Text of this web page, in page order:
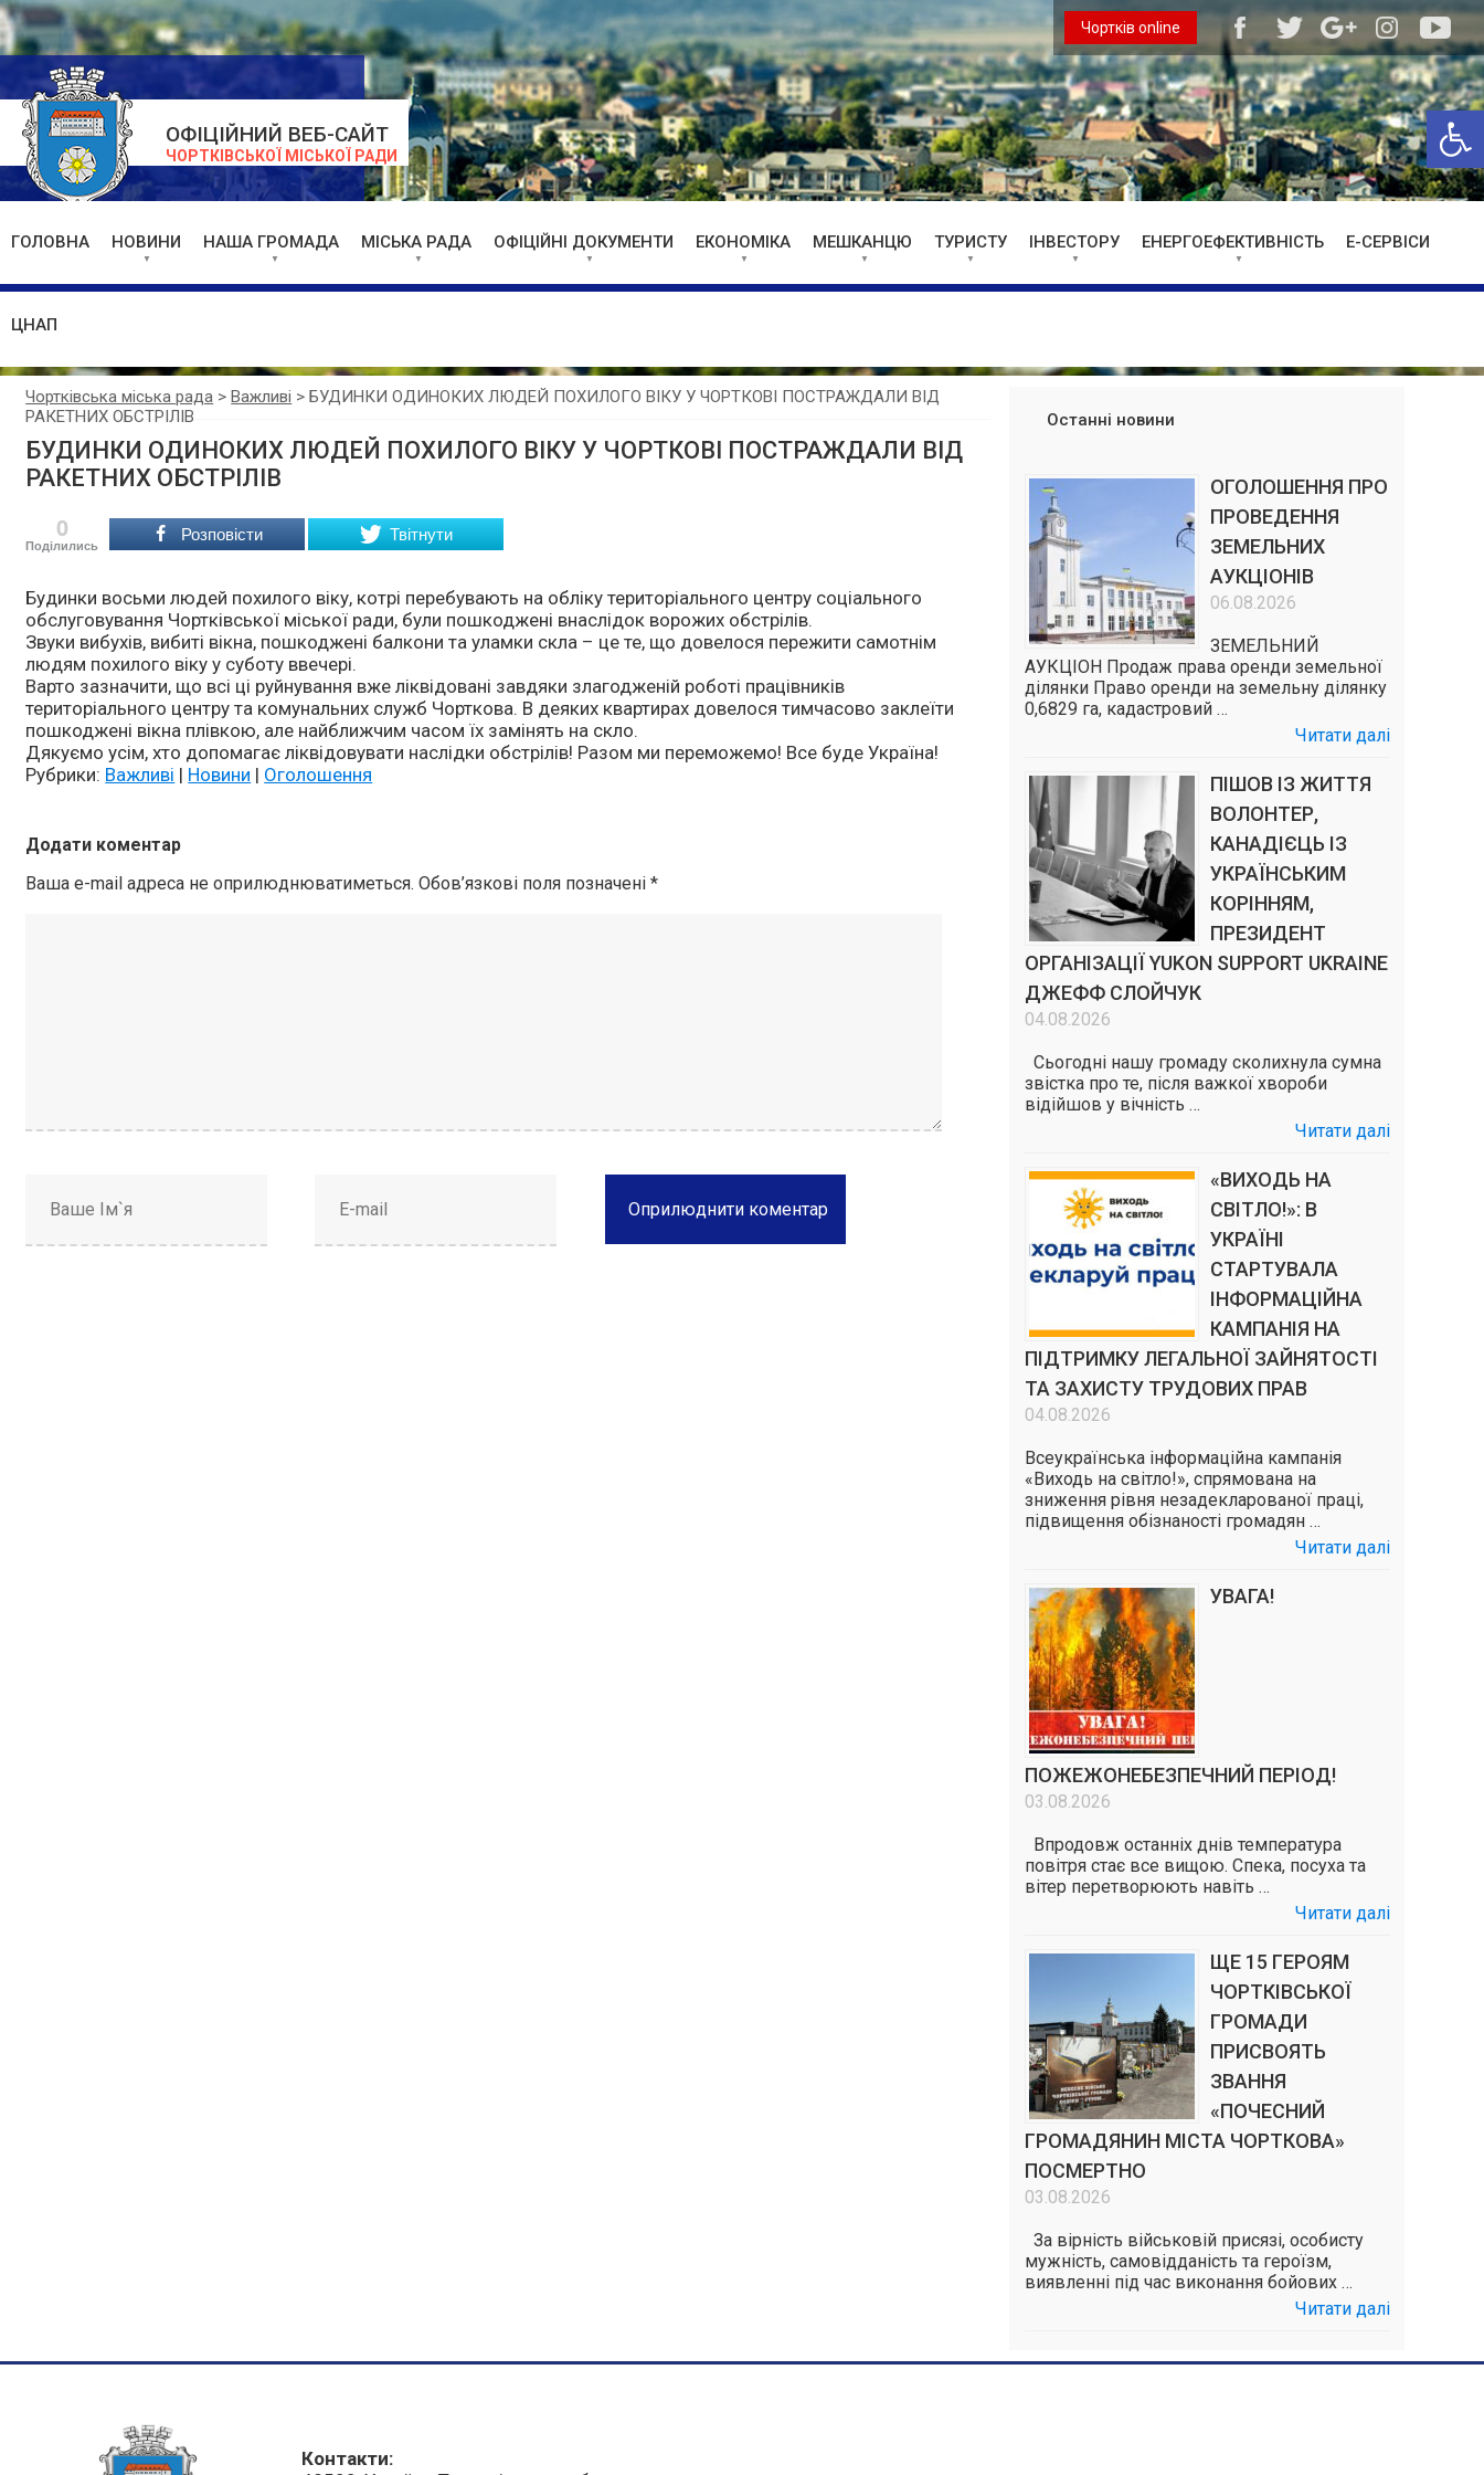
ОФІЦІЙНИЙ ВЕБ-САЙТ
ЧОРТКІВСЬКОЇ МІСЬКОЇ РАДИ
Чортків online
ГОЛОВНА НОВИНИ НАША ГРОМАДА МІСЬКА РАДА ОФІЦІЙНІ ДОКУМЕНТИ ЕКОНОМІКА МЕШКАНЦЮ ТУРИСТУ ІНВЕСТОРУ ЕНЕРГОЕФЕКТИВНІСТЬ Е-СЕРВІСИ
ЦНАП
Чортківська міська рада >Важливі >БУДИНКИ ОДИНОКИХ ЛЮДЕЙ ПОХИЛОГО ВІКУ У ЧОРТКОВІ ПОСТРАЖДАЛИ ВІД
РАКЕТНИХ ОБСТРІЛІВ
БУДИНКИ ОДИНОКИХ ЛЮДЕЙ ПОХИЛОГО ВІКУ У ЧОРТКОВІ ПОСТРАЖДАЛИ ВІД
РАКЕТНИХ ОБСТРІЛІВ
0
Поділились
Розповісти Твітнути
Будинки восьми людей похилого віку, котрі перебувають на обліку територіального центру соціального
обслуговування Чортківської міської ради, були пошкоджені внаслідок ворожих обстрілів.
Звуки вибухів, вибиті вікна, пошкоджені балкони та уламки скла – це те, що довелося пережити самотнім
людям похилого віку у суботу ввечері.
Варто зазначити, що всі ці руйнування вже ліквідовані завдяки злагодженій роботі працівників
територіального центру та комунальних служб Чорткова. В деяких квартирах довелося тимчасово заклеїти
пошкоджені вікна плівкою, але найближчим часом їх замінять на скло.
Дякуємо усім, хто допомагає ліквідовувати наслідки обстрілів! Разом ми переможемо! Все буде Україна!
Рубрики: Важливі | Новини | Оголошення
Додати коментар
Ваша e-mail адреса не оприлюднюватиметься. Обов’язкові поля позначені*
Останні новини
ОГОЛОШЕННЯ ПРО
ПРОВЕДЕННЯ
ЗЕМЕЛЬНИХ
АУКЦІОНІВ
06.08.2026
ЗЕМЕЛЬНИЙ
АУКЦІОН Продаж права оренди земельної
ділянки Право оренди на земельну ділянку
0,6829 га, кадастровий …
Читати далі
ПІШОВ ІЗ ЖИТТЯ
ВОЛОНТЕР,
КАНАДІЄЦЬ ІЗ
УКРАЇНСЬКИМ
КОРІННЯМ,
ПРЕЗИДЕНТ
ОРГАНІЗАЦІЇ YUKON SUPPORT UKRAINE
ДЖЕФФ СЛОЙЧУК
04.08.2026
Сьогодні нашу громаду сколихнула сумна
звістка про те, після важкої хвороби
відійшов у вічність …
Читати далі
«ВИХОДЬ НА
СВІТЛО!»: В
УКРАЇНІ
СТАРТУВАЛА
ІНФОРМАЦІЙНА
КАМПАНІЯ НА
ПІДТРИМКУ ЛЕГАЛЬНОЇ ЗАЙНЯТОСТІ
ТА ЗАХИСТУ ТРУДОВИХ ПРАВ
04.08.2026
Всеукраїнська інформаційна кампанія
«Виходь на світло!», спрямована на
зниження рівня незадекларованої праці,
підвищення обізнаності громадян …
Читати далі
УВАГА!
ПОЖЕЖОНЕБЕЗПЕЧНИЙ ПЕРІОД!
03.08.2026
Впродовж останніх днів температура
повітря стає все вищою. Спека, посуха та
вітер перетворюють навіть …
Читати далі
ЩЕ 15 ГЕРОЯМ
ЧОРТКІВСЬКОЇ
ГРОМАДИ
ПРИСВОЯТЬ
ЗВАННЯ
«ПОЧЕСНИЙ
ГРОМАДЯНИН МІСТА ЧОРТКОВА»
ПОСМЕРТНО
03.08.2026
За вірність військовій присязі, особисту
мужність, самовідданість та героїзм,
виявленні під час виконання бойових …
Читати далі
Контакти: